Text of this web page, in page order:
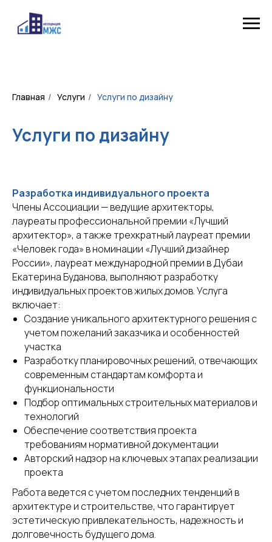
Главная / Услуги / Услуги по дизайну
Услуги по дизайну
Разработка индивидуального проекта
Члены Ассоциации — ведущие архитекторы,
лауреаты профессиональной премии «Лучший
архитектор», а также трехкратный лауреат премии
«Человек года» в номинации «Лучший дизайнер
России», лауреат международной премии в Дубаи
Екатерина Буданова, выполняют разработку
индивидуальных проектов жилых домов. Услуга
включает:
Создание уникального архитектурного решения с
учетом пожеланий заказчика и особенностей
участка
Разработку планировочных решений, отвечающих
современным стандартам комфорта и
функциональности
Подбор оптимальных строительных материалов и
технологий
Обеспечение соответствия проекта
требованиям нормативной документации
Авторский надзор на ключевых этапах реализации
проекта
Работа ведется с учетом последних тенденций в
архитектуре и строительстве, что гарантирует
эстетическую привлекательность, надежность и
долговечность будущего дома.
association-mzhs@yandex.com
Контактная информация:
+7 (495) 414-40-41
+7 (999) 592-79-27